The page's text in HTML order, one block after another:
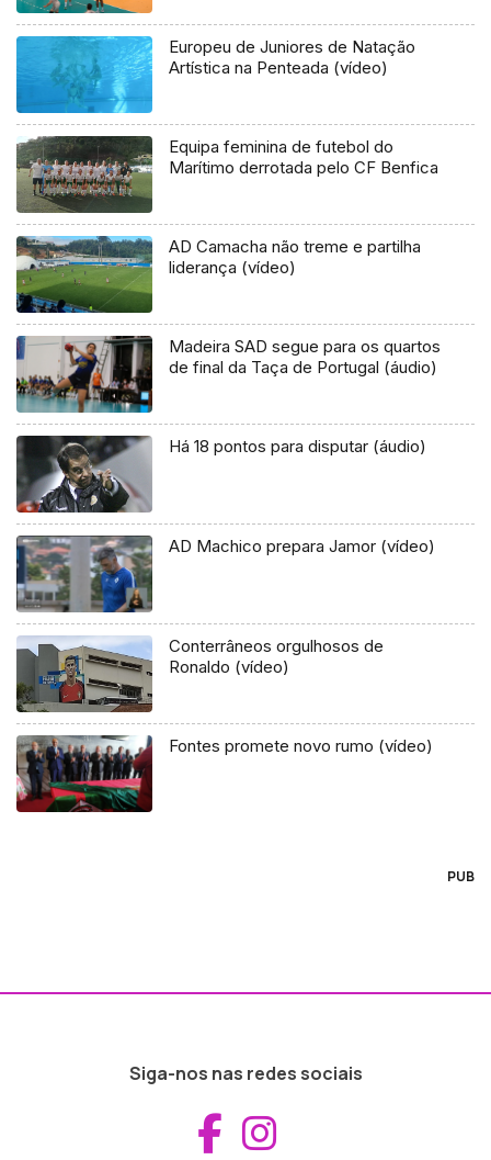
Europeu de Juniores de Natação
Artística na Penteada (vídeo)
Equipa feminina de futebol do
Marítimo derrotada pelo CF Benfica
AD Camacha não treme e partilha
liderança (vídeo)
Madeira SAD segue para os quartos
de final da Taça de Portugal (áudio)
Há 18 pontos para disputar (áudio)
AD Machico prepara Jamor (vídeo)
Conterrâneos orgulhosos de
Ronaldo (vídeo)
Fontes promete novo rumo (vídeo)
PUB
Siga-nos nas redes sociais
Aceder ao